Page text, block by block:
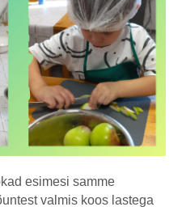
esimesi samme
valmis koos lastega